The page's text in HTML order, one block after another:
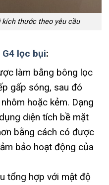
kích thước theo yêu cầu
G4 lọc bụi:
làm bằng bông lọc
gấp sóng, sau đó
hoặc kẻm. Dạng
diện tích bề mặt
bằng cách có được
bảo hoạt động của
tổng hợp với mật độ